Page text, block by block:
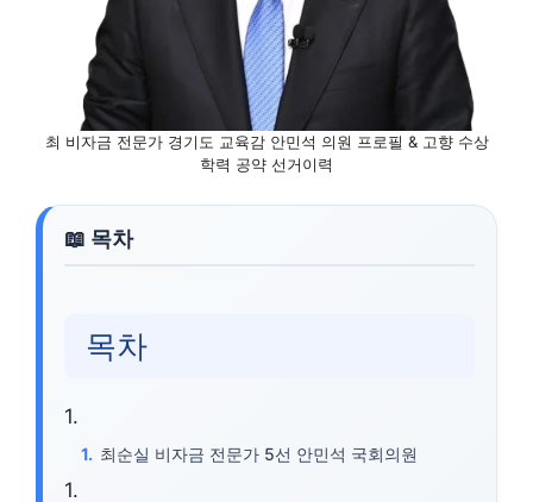
최 비자금 전문가 경기도 교육감 안민석 의원 프로필 & 고향 수상
학력 공약 선거이력
목차
최순실 비자금 전문가 5선 안민석 국회의원